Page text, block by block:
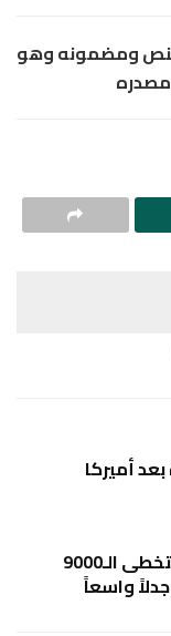
ومضمونه وهو
مصدره
أميركا
صفحة «لاجئات سوريات للزواج» تتخطى الـ9000
واسعاً